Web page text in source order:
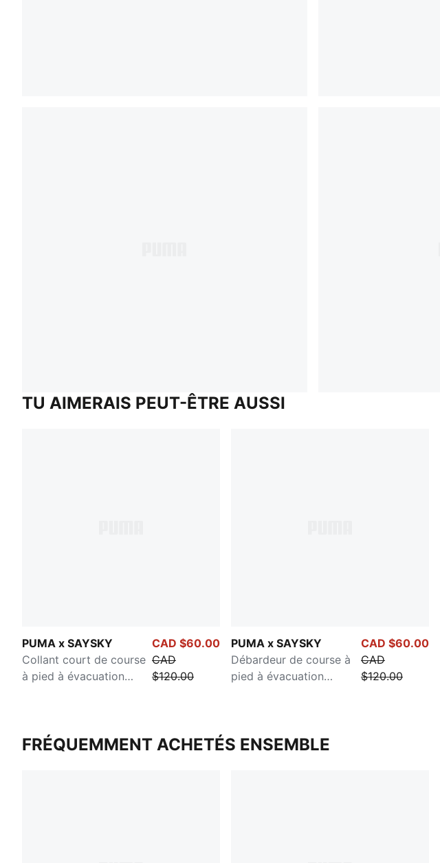
TU AIMERAIS PEUT-ÊTRE AUSSI
PUMA x SAYSKY
Collant court de course
à pied à évacuation
CAD $60.00
CAD
$120.00
PUMA x SAYSKY
Débardeur de course à
pied à évacuation
CAD $60.00
CAD
$120.00
FRÉQUEMMENT ACHETÉS ENSEMBLE